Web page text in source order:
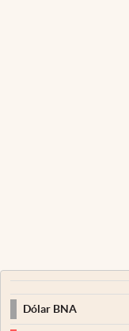
Dólar BNA